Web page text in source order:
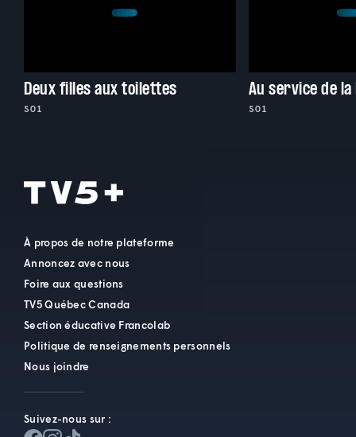
Deux filles aux toilettes
S01
Au service de
S01
À propos de notre plateforme
Annoncez avec nous
Foire aux questions
TV5 Québec Canada
Section éducative Francolab
Politique de renseignements personnels
Nous joindre
Suivez-nous sur :